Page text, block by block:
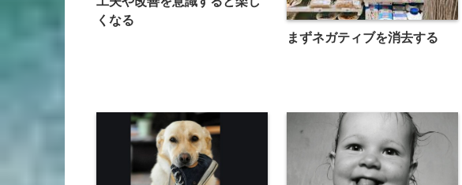
くなる
まずネガティブを消去する